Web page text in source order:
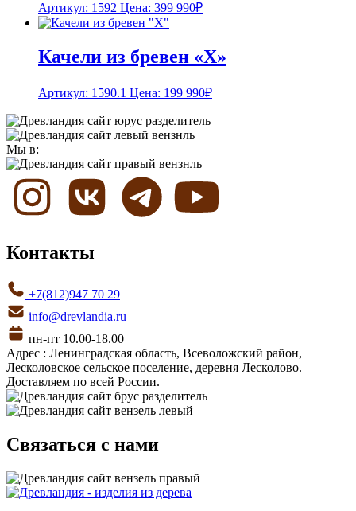
Артикул: 1592 Цена: 399 990₽
Качели из бревен «Х»
Артикул: 1590.1 Цена: 199 990₽
Мы в:
Контакты
+7(812)947 70 29
info@drevlandia.ru
пн-пт 10.00-18.00
Адрес : Ленинградская область, Всеволожский район,
Лесколовское сельское поселение, деревня Лесколово.
Доставляем по всей России.
Связаться с нами